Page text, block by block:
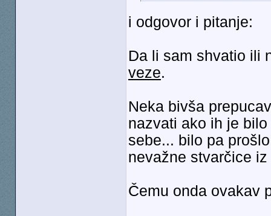
i odgovor i pitanje:
Da li sam shvatio ili
veze.
Neka bivša
nazvati ako ih je
sebe... bilo pa
nevažne stvarčice
Čemu onda ovakav